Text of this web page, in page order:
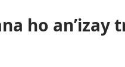
ho an’izay